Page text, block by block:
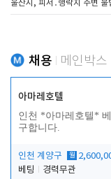
울산시, 피서․행락지 주변
채용 메인박스
아마레호텔
인천 *아마레호텔*
구합니다.
인천 계양구 월
베팅
경력무관